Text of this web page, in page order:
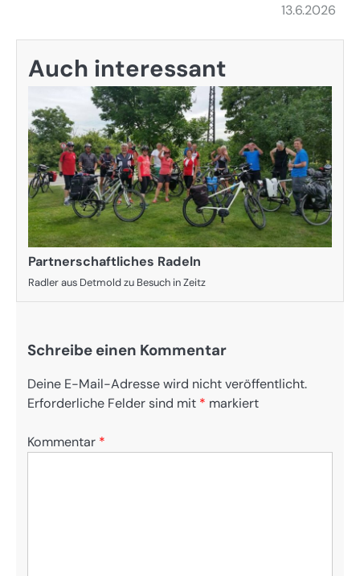
13.6.2026
Auch interessant
Partnerschaftliches Radeln
Radler aus Detmold zu Besuch in Zeitz
Schreibe einen Kommentar
Deine E-Mail-Adresse wird nicht veröffentlicht.
Erforderliche Felder sind mit * markiert
Kommentar *